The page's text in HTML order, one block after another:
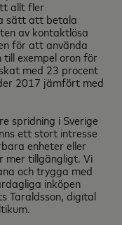
allt fler
sätt att betala
av kontaktlösa
för att använda
exempel oron för
med 23 procent
2017 jämfört med
spridning i Sverige
ett stort intresse
enheter eller
mer tillgängligt. Vi
och trygga med
inköpen
Taraldsson, digital